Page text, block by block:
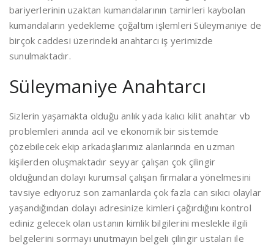
bariyerlerinin uzaktan kumandalarının tamirleri kaybolan
kumandaların yedekleme çoğaltım işlemleri Süleymaniye de
birçok caddesi üzerindeki anahtarcı iş yerimizde
sunulmaktadır.
Süleymaniye Anahtarcı
Sizlerin yaşamakta olduğu anlık yada kalıcı kilit anahtar vb
problemleri anında acil ve ekonomik bir sistemde
çözebilecek ekip arkadaşlarımız alanlarında en uzman
kişilerden oluşmaktadır seyyar çalışan çok çilingir
olduğundan dolayı kurumsal çalışan firmalara yönelmesini
tavsiye ediyoruz son zamanlarda çok fazla can sıkıcı olaylar
yaşandığından dolayı adresinize kimleri çağırdığını kontrol
ediniz gelecek olan ustanın kimlik bilgilerini meslekle ilgili
belgelerini sormayı unutmayın belgeli çilingir ustaları ile